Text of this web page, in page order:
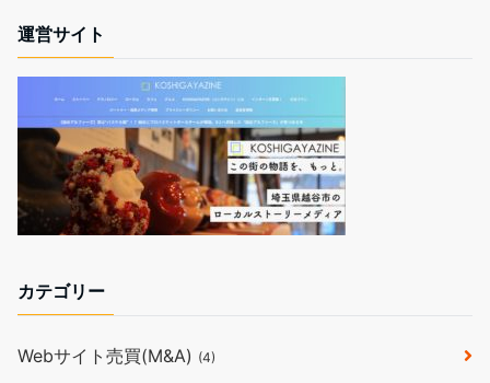
運営サイト
カテゴリー
Webサイト売買(M&A) (4)